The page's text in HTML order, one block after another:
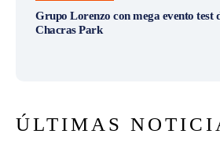
Grupo Lorenzo con mega evento test
Chacras Park
ÚLTIMAS